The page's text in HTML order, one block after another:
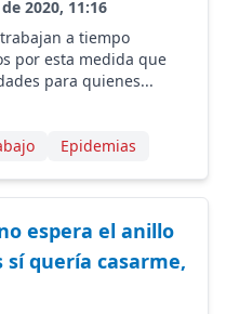
2020, 11:16
a tiempo
por esta medida que
para quienes...
Epidemias
espera el anillo
sí quería casarme,